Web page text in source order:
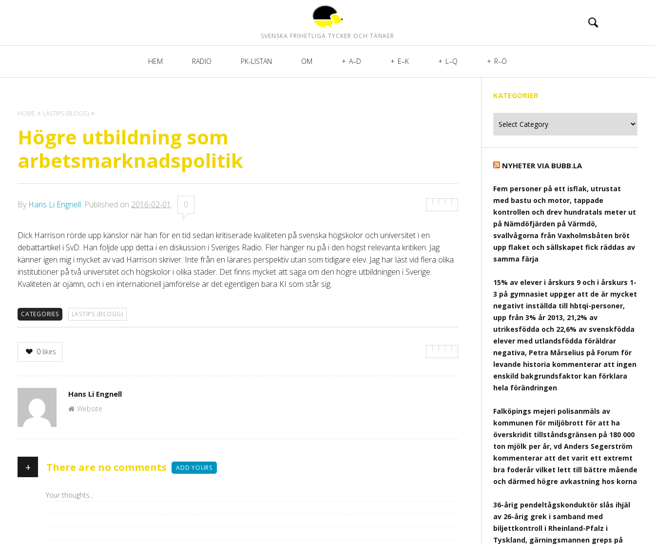
SVENSKA FRIHETLIGA TYCKER OCH TÄNKER
HEM RADIO PK-LISTAN OM A–D E–K L–Q R–Ö
HOME LÄSTIPS (BLOGG)
Högre utbildning som
arbetsmarknadspolitik
By Hans Li Engnell. Published on 2016-02-01 . 0
Dick Harrison rörde upp känslor när han för en tid sedan kritiserade kvaliteten på svenska högskolor och universitet i en
debattartikel i SvD. Han följde upp detta i en diskussion i Sveriges Radio. Fler hänger nu på i den högst relevanta kritiken. Jag
känner igen mig i mycket av vad Harrison skriver. Inte från en lärares perspektiv utan som tidigare elev. Jag har läst vid flera olika
institutioner på två universitet och högskolor i olika städer. Det finns mycket att säga om den högre utbildningen i Sverige.
Kvaliteten är ojämn, och i en internationell jämförelse är det egentligen bara KI som står sig.
CATEGORIES LÄSTIPS (BLOGG)
0 likes
Author
Hans Li Engnell
Website
+ There are no comments ADD YOURS
KATEGORIER
NYHETER VIA BUBB.LA
Fem personer på ett isflak, utrustat
med bastu och motor, tappade
kontrollen och drev hundratals meter ut
på Nämdöfjärden på Värmdö,
svallvågorna från Vaxholmsbåten bröt
upp flaket och sällskapet fick räddas av
samma färja
15% av elever i årskurs 9 och i årskurs 1-
3 på gymnasiet uppger att de är mycket
negativt inställda till hbtqi-personer,
upp från 3% år 2013, 21,2% av
utrikesfödda och 22,6% av svenskfödda
elever med utlandsfödda föräldrar
negativa, Petra Mårselius på Forum för
levande historia kommenterar att ingen
enskild bakgrundsfaktor kan förklara
hela förändringen
Falköpings mejeri polisanmäls av
kommunen för miljöbrott för att ha
överskridit tillståndsgränsen på 180 000
ton mjölk per år, vd Anders Segerström
kommenterar att det varit ett extremt
bra foderår vilket lett till bättre mående
och därmed högre avkastning hos korna
36-årig pendeltågskonduktör slås ihjäl
av 26-årig grek i samband med
biljettkontroll i Rheinland-Pfalz i
Tyskland, gärningsmannen greps på